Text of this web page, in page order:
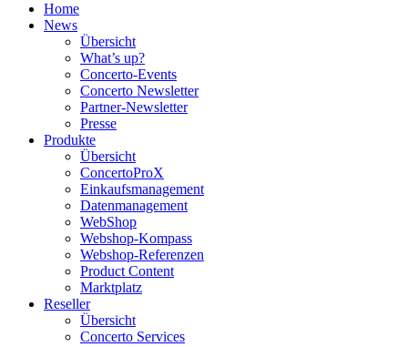
Home
News
Übersicht
What’s up?
Concerto-Events
Concerto Newsletter
Partner-Newsletter
Presse
Produkte
Übersicht
ConcertoProX
Einkaufsmanagement
Datenmanagement
WebShop
Webshop-Kompass
Webshop-Referenzen
Product Content
Marktplatz
Reseller
Übersicht
Concerto Services